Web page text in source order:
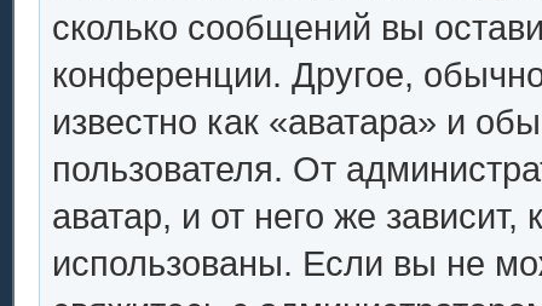
сколько сообщений вы
конференции. Другое,
известно как «аватара» и
пользователя. От
аватар, и от него же
использованы. Если вы не